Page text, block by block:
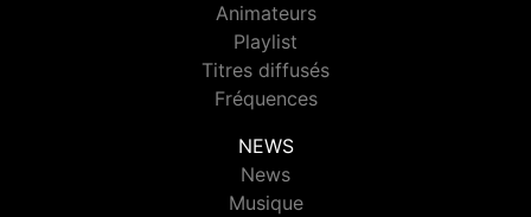
Animateurs
Playlist
Titres diffusés
Fréquences
NEWS
News
Musique